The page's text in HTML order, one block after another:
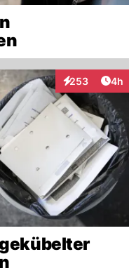
253
Interaktionen
4h